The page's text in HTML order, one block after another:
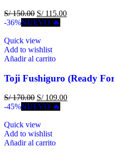
S/150.00 S/115.00
-36%NUEVO 🔥
Quick view
Add to wishlist
Añadir al carrito
Toji Fushiguro (Ready
S/170.00 S/109.00
-45%NUEVO 🔥
Quick view
Add to wishlist
Añadir al carrito